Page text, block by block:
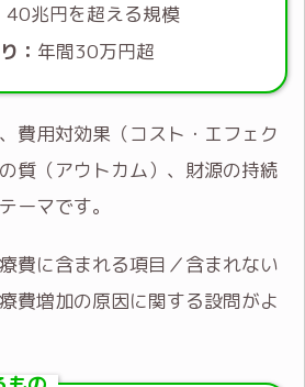
40兆円を超える規模
： 年間30万円超
費用対効果（コスト・エフェク
質（アウトカム）、財源の持続
ーマです。
費に含まれる項目／含まれない
費増加の原因に関する設問がよ